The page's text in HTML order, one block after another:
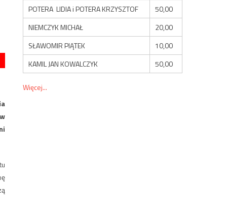
POTERA LIDIA i POTERA KRZYSZTOF
50,00
NIEMCZYK MICHAŁ
20,00
SŁAWOMIR PIĄTEK
10,00
KAMIL JAN KOWALCZYK
50,00
Więcej...